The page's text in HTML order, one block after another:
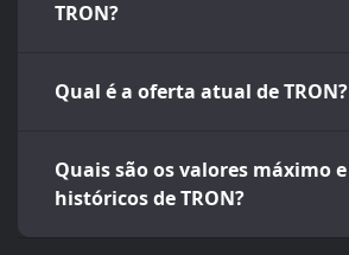
TRON?
Qual é a oferta atual de TRON?
Quais são os valores máximo
históricos de TRON?